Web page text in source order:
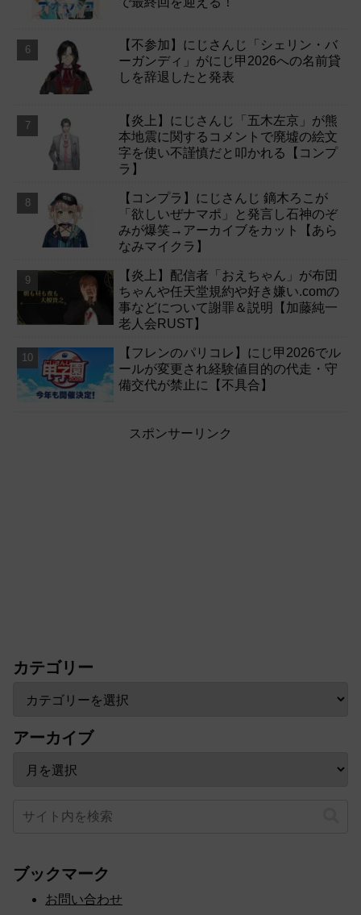
【不参加】にじさんじ「シェリン・バ
ーガンディ」がにじ甲2026への名前貸
しを辞退したと発表
【炎上】にじさんじ「五木左京」が熊
本地震に関するコメントで廃墟の絵文
字を使い不謹慎だと叩かれる【コンプ
ラ】
【コンプラ】にじさんじ 鏑木ろこが
「欲しいぜナマポ」と発言し石神のぞ
みが爆笑→アーカイブをカット【あら
なみマイクラ】
【炎上】配信者「おえちゃん」が布団
ちゃんや任天堂規約や好き嫌い.comの
事などについて謝罪＆説明【加藤純一
老人会RUST】
【フレンのパリコレ】にじ甲2026でル
ールが変更され経験値目的の代走・守
備交代が禁止に【不具合】
スポンサーリンク
カテゴリー
アーカイブ
ブックマーク
お問い合わせ